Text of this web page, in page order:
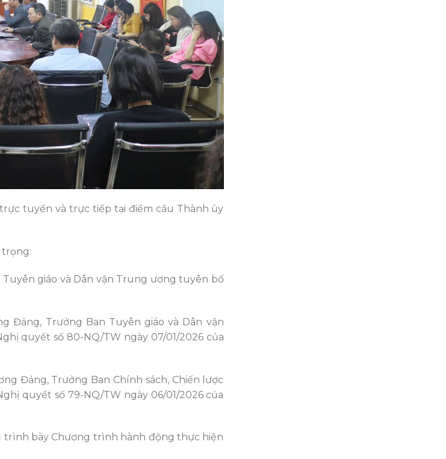
tuyến và trực tiếp tại điểm cầu Thành ủy
trọng:
giáo và Dân vận Trung ương tuyên bố
Đảng, Trưởng Ban Tuyên giáo và Dân vận
quyết số 80-NQ/TW ngày 07/01/2026 của
Đảng, Trưởng Ban Chính sách, Chiến lược
quyết số 79-NQ/TW ngày 06/01/2026 của
bày Chương trình hành động thực hiện